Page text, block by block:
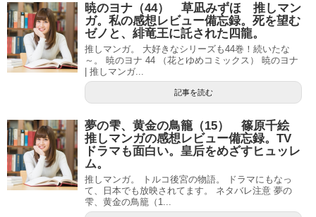
暁のヨナ（44） 草凪みずほ 推しマン
ガ。私の感想レビュー備忘録。死を望む
ゼノと、緋竜王に託された四龍。
推しマンガ。 大好きなシリーズも44巻！続いたな
～。 暁のヨナ 44 （花とゆめコミックス） 暁のヨナ
| 推しマンガ...
記事を読む
夢の雫、黄金の鳥籠（15） 篠原千絵
推しマンガの感想レビュー備忘録。TV
ドラマも面白い。皇后をめざすヒュッレ
ム。
推しマンガ。 トルコ後宮の物語。 ドラマにもなっ
て、日本でも放映されてます。 ネタバレ注意 夢の
雫、黄金の鳥籠（1...